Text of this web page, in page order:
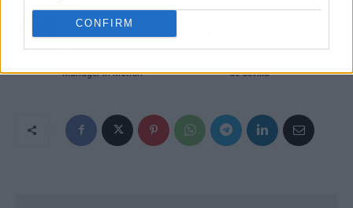
CONFIRM
Las ventajas de contar
con un interim
Manager in Motion
de Sevilla